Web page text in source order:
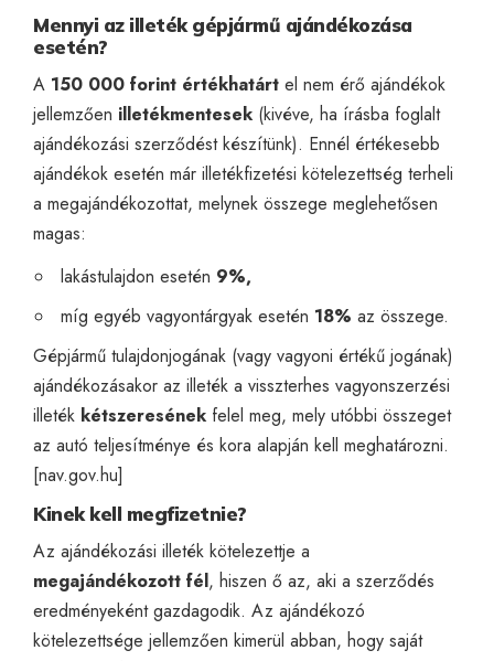
Mennyi az illeték gépjármű ajándékozása
esetén?
A 150 000 forint értékhatárt el nem érő ajándékok
jellemzően illetékmentesek (kivéve, ha írásba foglalt
ajándékozási szerződést készítünk). Ennél értékesebb
ajándékok esetén már illetékfizetési kötelezettség terheli
a megajándékozottat, melynek összege meglehetősen
magas:
lakástulajdon esetén 9%,
míg egyéb vagyontárgyak esetén 18% az összege.
Gépjármű tulajdonjogának (vagy vagyoni értékű jogának)
ajándékozásakor az illeték a visszterhes vagyonszerzési
illeték kétszeresének felel meg, mely utóbbi összeget
az autó teljesítménye és kora alapján kell meghatározni.
[nav.gov.hu]
Kinek kell megfizetnie?
Az ajándékozási illeték kötelezettje a
megajándékozott fél, hiszen ő az, aki a szerződés
eredményeként gazdagodik. Az ajándékozó
kötelezettsége jellemzően kimerül abban, hogy saját